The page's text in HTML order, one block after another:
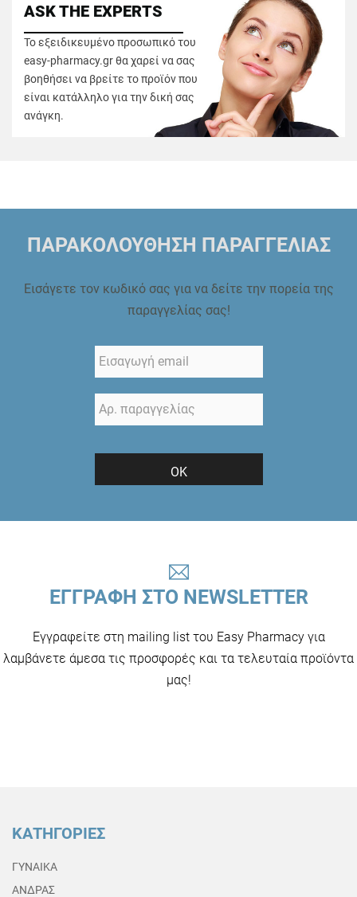
ASK THE EXPERTS
Το εξειδικευμένο προσωπικό του
easy-pharmacy.gr θα χαρεί να σας
βοηθήσει να βρείτε το προϊόν που
είναι κατάλληλο για την δική σας
ανάγκη.
ΠΑΡΑΚΟΛΟΥΘΗΣΗ ΠΑΡΑΓΓΕΛΙΑΣ
Εισάγετε τον κωδικό σας για να δείτε την πορεία της
παραγγελίας σας!
ΟΚ
ΕΓΓΡΑΦΗ ΣΤΟ NEWSLETTER
Εγγραφείτε στη mailing list του Easy Pharmacy για
λαμβάνετε άμεσα τις προσφορές και τα τελευταία προϊόντα
μας!
ΚΑΤΗΓΟΡΙΕΣ
ΓΥΝΑΙΚΑ
ΑΝΔΡΑΣ